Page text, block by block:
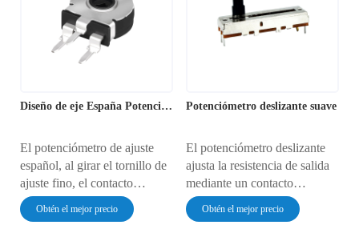
Diseño de eje España Potenciómetro de ajuste
El potenciómetro de ajuste
español, al girar el tornillo de
ajuste fino, el contacto
deslizante interno se mueve a
lo largo de la película
Obtén el mejor precio
Potenciómetro deslizante suave
El potenciómetro deslizante
ajusta la resistencia de salida
mediante un contacto
deslizante para un control
preciso de la señal, y se utiliza
Obtén el mejor precio